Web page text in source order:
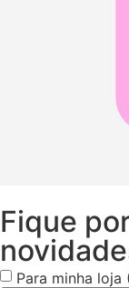
Fique
Para minha loja